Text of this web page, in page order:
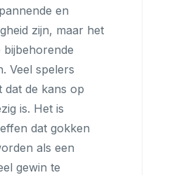
en
zijn, maar het
bijbehorende
Veel spelers
dat de kans op
is. Het is
dat gokken
als een
gewin te